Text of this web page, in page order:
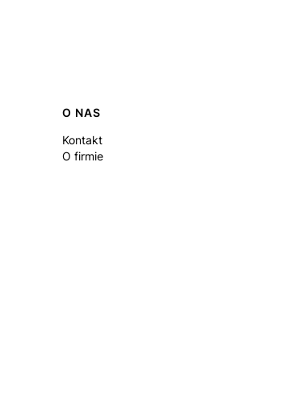
O NAS
Kontakt
O firmie